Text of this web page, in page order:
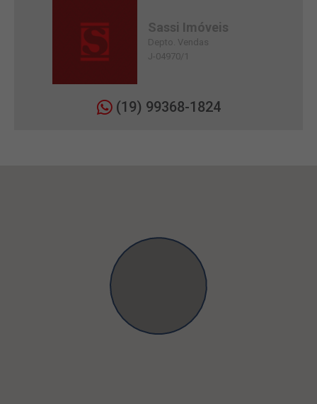
Sassi Imóveis
Depto. Vendas
J-04970/1
(19) 99368-1824